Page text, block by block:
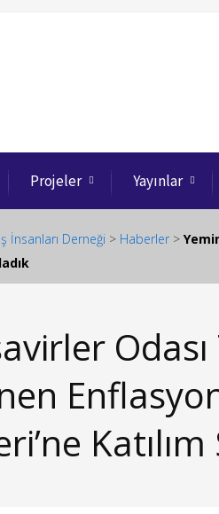
Projeler Yayınlar
İnsanları Derneği > Haberler >
Odası
Katılım